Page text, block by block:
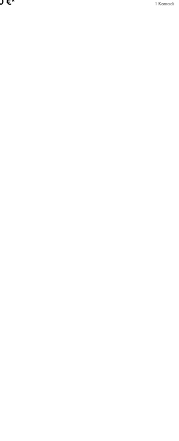
1 Komadi